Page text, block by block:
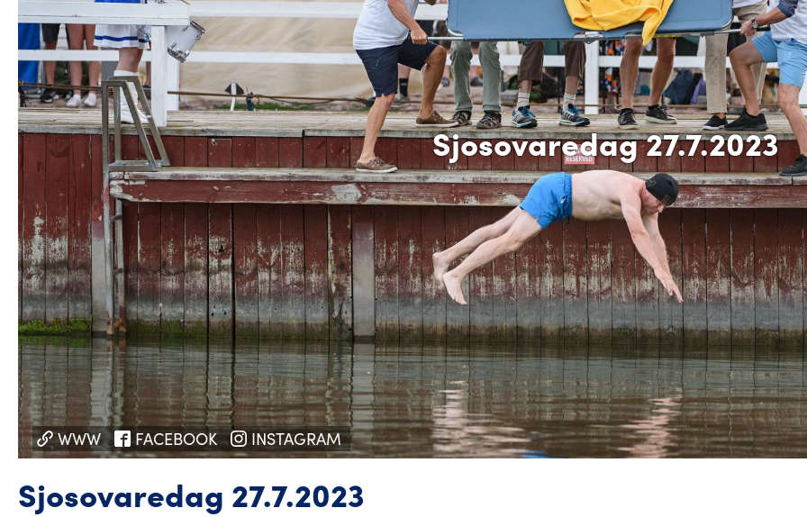
Sjosovaredag 27.7.2023
WWW FACEBOOK INSTAGRAM
Sjosovaredag 27.7.2023